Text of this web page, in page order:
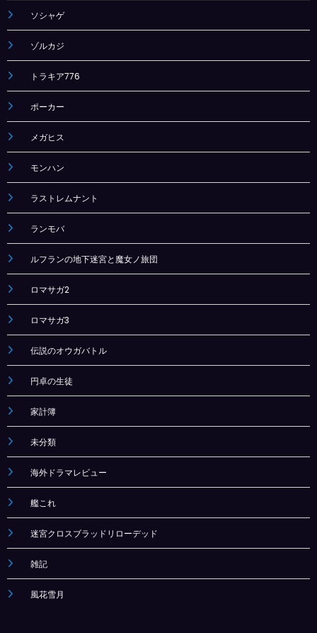
ソシャゲ
ゾルカジ
トラキア776
ポーカー
メガヒス
モンハン
ラストレムナント
ランモバ
ルフランの地下迷宮と魔女ノ旅団
ロマサガ2
ロマサガ3
伝説のオウガバトル
円卓の生徒
家計簿
未分類
海外ドラマレビュー
艦これ
迷宮クロスブラッドリローデッド
雑記
風花雪月